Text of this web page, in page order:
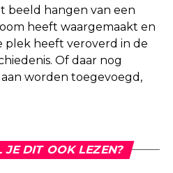
beeld hangen van een
heeft waargemaakt en
plek heeft veroverd in de
Of daar nog
worden toegevoegd,
JE DIT OOK LEZEN?